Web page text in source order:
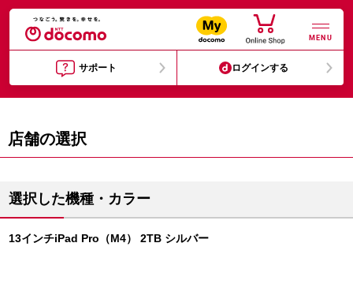
MENU
サポート ログインする
店舗の選択
選択した機種・カラー
13インチiPad Pro（M4） 2TB シルバー